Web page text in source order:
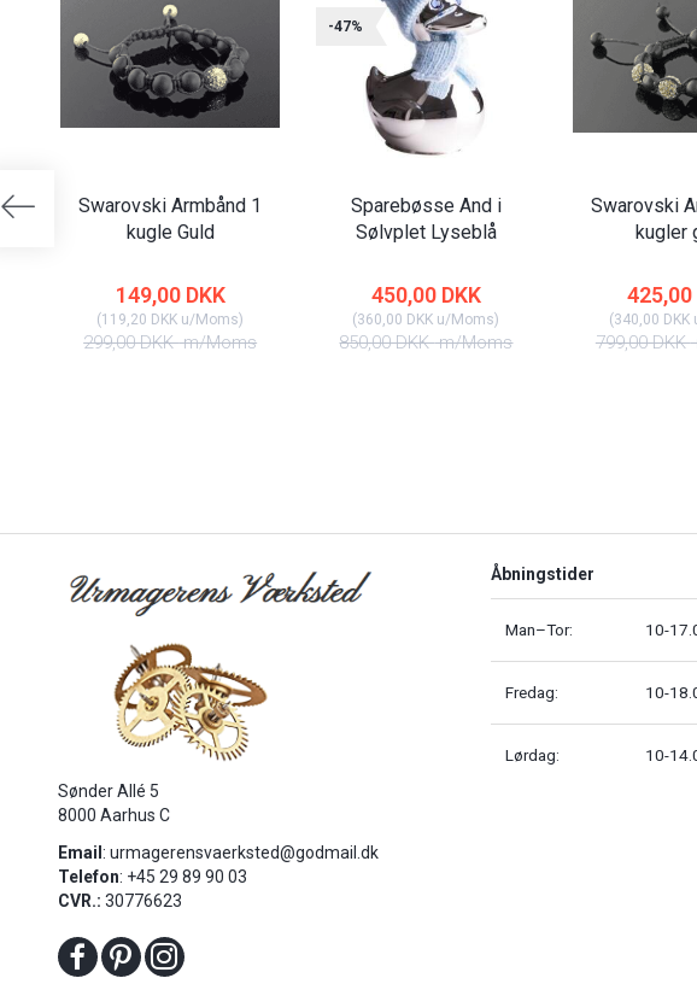
Swarovski Armbånd 1
kugle Guld
149,00 DKK
(119,20 DKK u/Moms)
299,00 DKKm/Moms
-47%
Sparebøsse And i
Sølvplet Lyseblå
450,00 DKK
(360,00 DKK u/Moms)
850,00 DKKm/Moms
Swarovski
kugler
425,00
(340,00 DKK
799,00 DKK
Sønder Allé 5
8000 Aarhus C
Email : urmagerensvaerksted@godmail.dk
Telefon: +45 29 89 90 03
CVR.: 30776623
Åbningstider
Man–Tor: 10-
Fredag: 10-
Lørdag: 10-